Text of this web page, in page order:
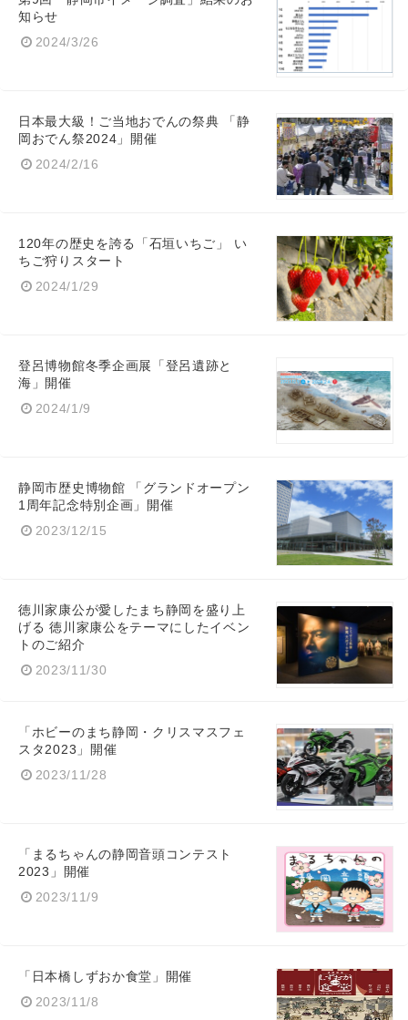
知らせ
2024/3/26
日本最大級！ご当地おでんの祭典 「静
岡おでん祭2024」開催
2024/2/16
120年の歴史を誇る「石垣いちご」 い
ちご狩りスタート
2024/1/29
登呂博物館冬季企画展「登呂遺跡と
海」開催
2024/1/9
静岡市歴史博物館 「グランドオープン
1周年記念特別企画」開催
2023/12/15
徳川家康公が愛したまち静岡を盛り上
げる 徳川家康公をテーマにしたイベン
トのご紹介
2023/11/30
「ホビーのまち静岡・クリスマスフェ
スタ2023」開催
2023/11/28
「まるちゃんの静岡音頭コンテスト
2023」開催
2023/11/9
「日本橋しずおか食堂」開催
2023/11/8